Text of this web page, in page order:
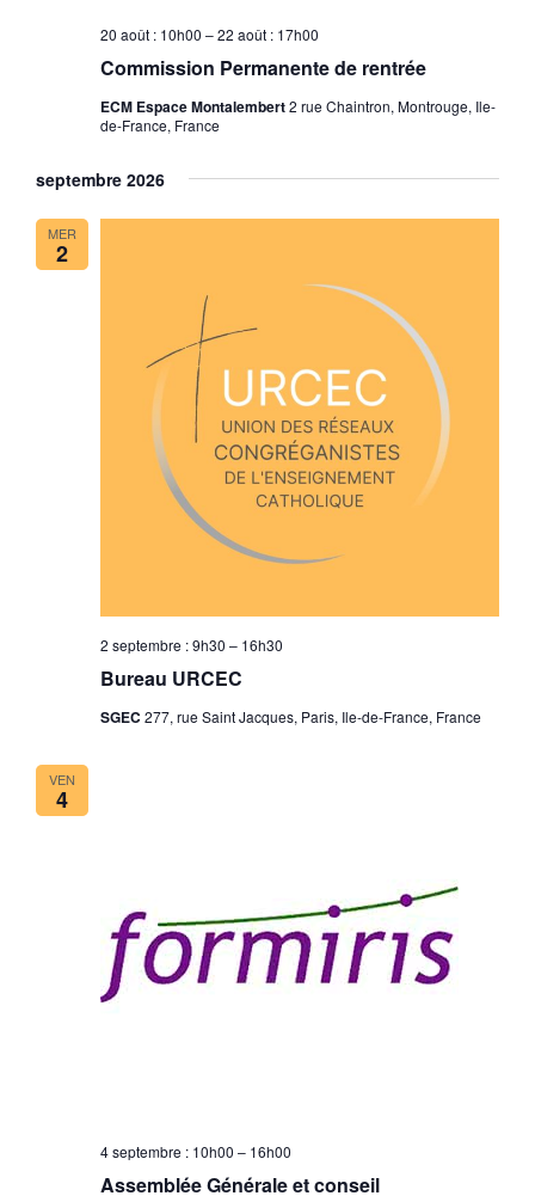
Commission Permanente de rentrée
20 août : 10h00 –22 août : 17h00
ECM Espace Montalembert2 rue Chaintron, Montrouge, Ile-
de-France, France
septembre 2026
MER
2
Bureau URCEC
2 septembre : 9h30 – 16h30
SGEC277, rue Saint Jacques, Paris, Ile-de-France, France
VEN
4
Assemblée Générale et conseil
4 septembre : 10h00 – 16h00